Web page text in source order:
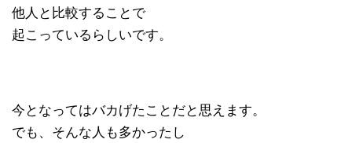
他人と比較することで
起こっているらしいです。
今となってはバカげたことだと思えます。
でも、そんな人も多かったし